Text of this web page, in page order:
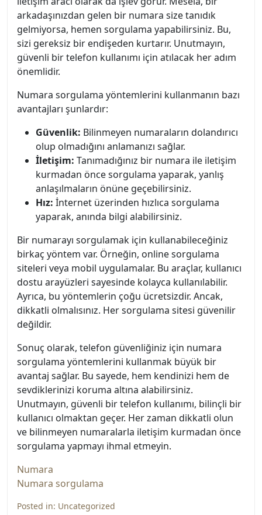
arkadaşınızdan gelen bir numara size tanıdık
gelmiyorsa, hemen sorgulama yapabilirsiniz. Bu,
sizi gereksiz bir endişeden kurtarır. Unutmayın,
güvenli bir telefon kullanımı için atılacak her adım
önemlidir.
Numara sorgulama yöntemlerini kullanmanın bazı
avantajları şunlardır:
Güvenlik: Bilinmeyen numaraların dolandırıcı
olup olmadığını anlamanızı sağlar.
İletişim: Tanımadığınız bir numara ile iletişim
kurmadan önce sorgulama yaparak, yanlış
anlaşılmaların önüne geçebilirsiniz.
Hız: İnternet üzerinden hızlıca sorgulama
yaparak, anında bilgi alabilirsiniz.
Bir numarayı sorgulamak için kullanabileceğiniz
birkaç yöntem var. Örneğin, online sorgulama
siteleri veya mobil uygulamalar. Bu araçlar, kullanıcı
dostu arayüzleri sayesinde kolayca kullanılabilir.
Ayrıca, bu yöntemlerin çoğu ücretsizdir. Ancak,
dikkatli olmalısınız. Her sorgulama sitesi güvenilir
değildir.
Sonuç olarak, telefon güvenliğiniz için numara
sorgulama yöntemlerini kullanmak büyük bir
avantaj sağlar. Bu sayede, hem kendinizi hem de
sevdiklerinizi koruma altına alabilirsiniz.
Unutmayın, güvenli bir telefon kullanımı, bilinçli bir
kullanıcı olmaktan geçer. Her zaman dikkatli olun
ve bilinmeyen numaralarla iletişim kurmadan önce
sorgulama yapmayı ihmal etmeyin.
Numara
Numara sorgulama
Posted in: Uncategorized